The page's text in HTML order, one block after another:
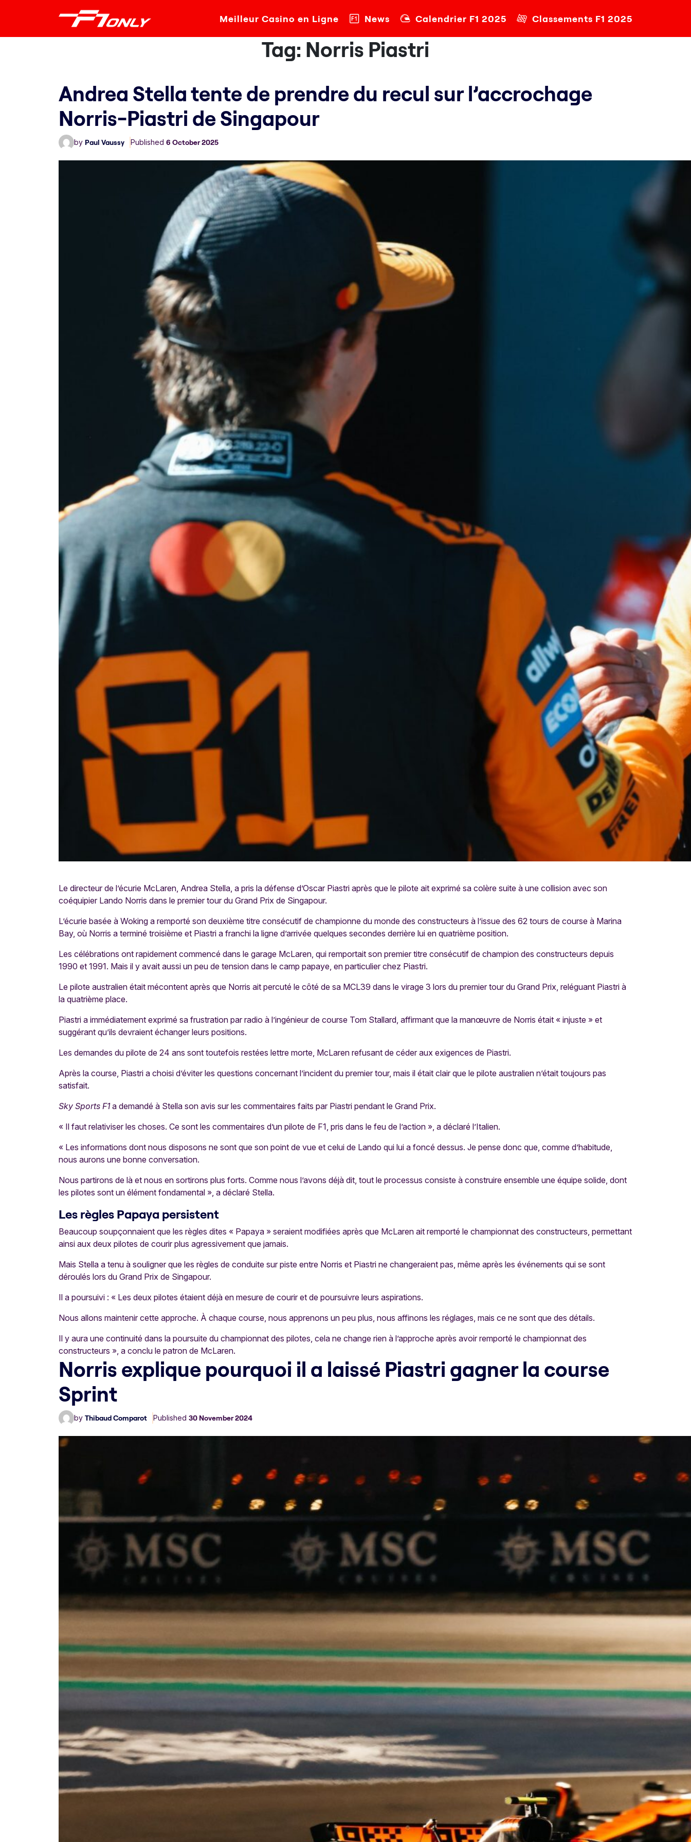
Meilleur Casino en Ligne News Calendrier F1 2025 Classements F1 2025
Tag: Norris Piastri
Andrea Stella tente de prendre du recul sur l’accrochage
Norris-Piastri de Singapour
by Paul Vaussy Published 6 October 2025
Le directeur de l’écurie McLaren, Andrea Stella, a pris la défense d’Oscar Piastri après que le pilote ait exprimé sa colère suite à une collision avec son
coéquipier Lando Norris dans le premier tour du Grand Prix de Singapour.
L’écurie basée à Woking a remporté son deuxième titre consécutif de championne du monde des constructeurs à l’issue des 62 tours de course à Marina
Bay, où Norris a terminé troisième et Piastri a franchi la ligne d’arrivée quelques secondes derrière lui en quatrième position.
Les célébrations ont rapidement commencé dans le garage McLaren, qui remportait son premier titre consécutif de champion des constructeurs depuis
1990 et 1991. Mais il y avait aussi un peu de tension dans le camp papaye, en particulier chez Piastri.
Le pilote australien était mécontent après que Norris ait percuté le côté de sa MCL39 dans le virage 3 lors du premier tour du Grand Prix, reléguant Piastri à
la quatrième place.
Piastri a immédiatement exprimé sa frustration par radio à l’ingénieur de course Tom Stallard, affirmant que la manœuvre de Norris était « injuste » et
suggérant qu’ils devraient échanger leurs positions.
Les demandes du pilote de 24 ans sont toutefois restées lettre morte, McLaren refusant de céder aux exigences de Piastri.
Après la course, Piastri a choisi d’éviter les questions concernant l’incident du premier tour, mais il était clair que le pilote australien n’était toujours pas
satisfait.
Sky Sports F1a demandé à Stella son avis sur les commentaires faits par Piastri pendant le Grand Prix.
« Il faut relativiser les choses. Ce sont les commentaires d’un pilote de F1, pris dans le feu de l’action », a déclaré l’Italien.
« Les informations dont nous disposons ne sont que son point de vue et celui de Lando qui lui a foncé dessus. Je pense donc que, comme d’habitude,
nous aurons une bonne conversation.
Nous partirons de là et nous en sortirons plus forts. Comme nous l’avons déjà dit, tout le processus consiste à construire ensemble une équipe solide, dont
les pilotes sont un élément fondamental », a déclaré Stella.
Les règles Papaya persistent
Beaucoup soupçonnaient que les règles dites « Papaya » seraient modifiées après que McLaren ait remporté le championnat des constructeurs, permettant
ainsi aux deux pilotes de courir plus agressivement que jamais.
Mais Stella a tenu à souligner que les règles de conduite sur piste entre Norris et Piastri ne changeraient pas, même après les événements qui se sont
déroulés lors du Grand Prix de Singapour.
Il a poursuivi : « Les deux pilotes étaient déjà en mesure de courir et de poursuivre leurs aspirations.
Nous allons maintenir cette approche. À chaque course, nous apprenons un peu plus, nous affinons les réglages, mais ce ne sont que des détails.
Il y aura une continuité dans la poursuite du championnat des pilotes, cela ne change rien à l’approche après avoir remporté le championnat des
constructeurs », a conclu le patron de McLaren.
Norris explique pourquoi il a laissé Piastri gagner la course
Sprint
by Thibaud Comparot Published 30 November 2024